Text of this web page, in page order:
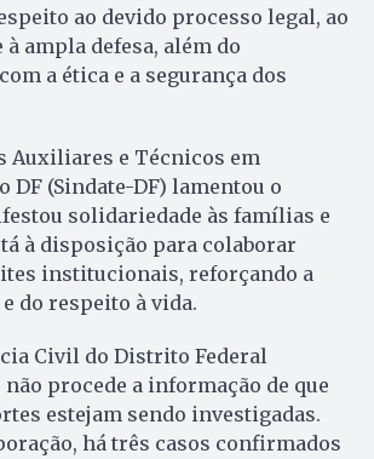
ao devido processo legal, ao
ampla defesa, além do
a ética e a segurança dos
Auxiliares e Técnicos em
DF (Sindate-DF) lamentou o
solidariedade às famílias e
à disposição para colaborar
institucionais, reforçando a
do respeito à vida.
Civil do Distrito Federal
não procede a informação de que
estejam sendo investigadas.
há três casos confirmados